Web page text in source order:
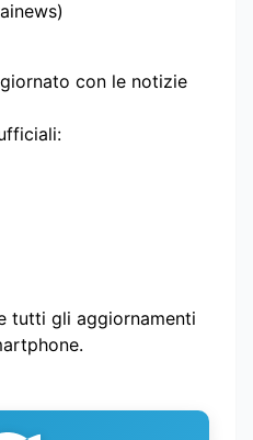
con le notizie
tutti gli aggiornamenti